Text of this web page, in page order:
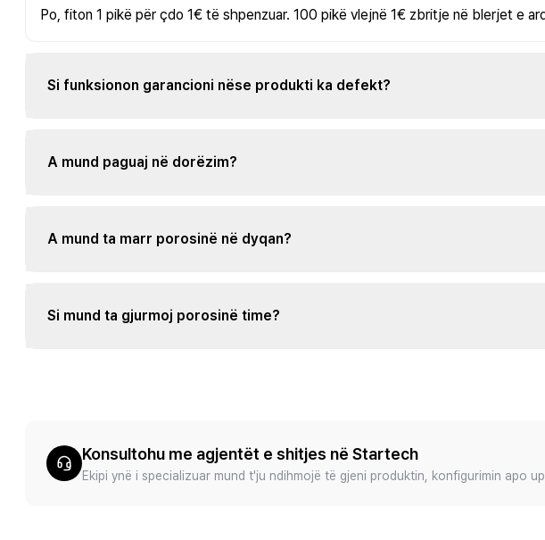
Po, fiton 1 pikë për çdo 1€ të shpenzuar. 100 pikë vlejnë 1€ zbritje në blerjet e
Si funksionon garancioni nëse produkti ka defekt?
A mund paguaj në dorëzim?
A mund ta marr porosinë në dyqan?
Si mund ta gjurmoj porosinë time?
Konsultohu me agjentët e shitjes në Startech
Ekipi ynë i specializuar mund t'ju ndihmojë të gjeni produktin, konfigurimin apo